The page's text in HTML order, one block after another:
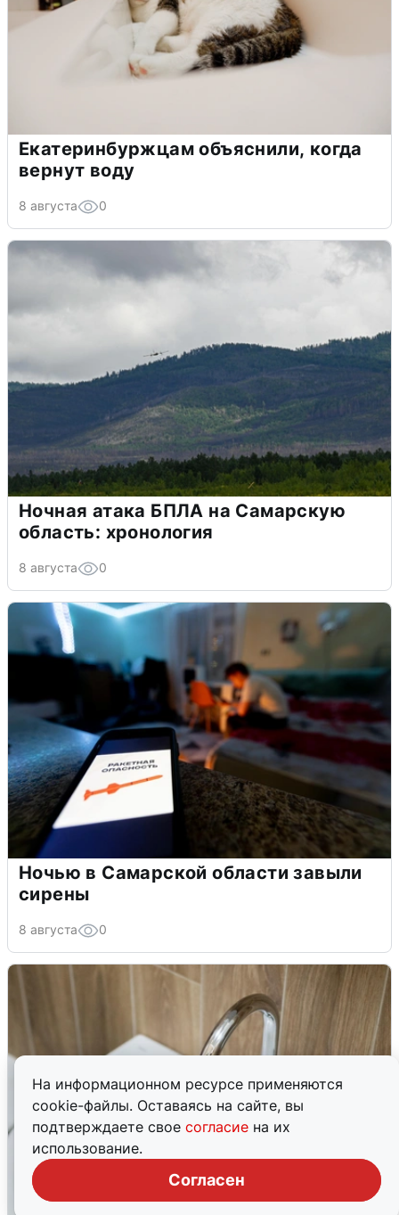
На информационном ресурсе применяются
cookie-файлы. Оставаясь на сайте, вы
подтверждаете свое согласие на их
использование.
Согласен
Екатеринбуржцам объяснили, когда
вернут воду
8 августа 0
Ночная атака БПЛА на Самарскую
область: хронология
8 августа 0
Ночью в Самарской области завыли
сирены
8 августа 0